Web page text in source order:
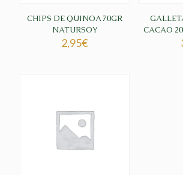
CHIPS DE QUINOA 70GR
NATURSOY
2,95€
CACAO